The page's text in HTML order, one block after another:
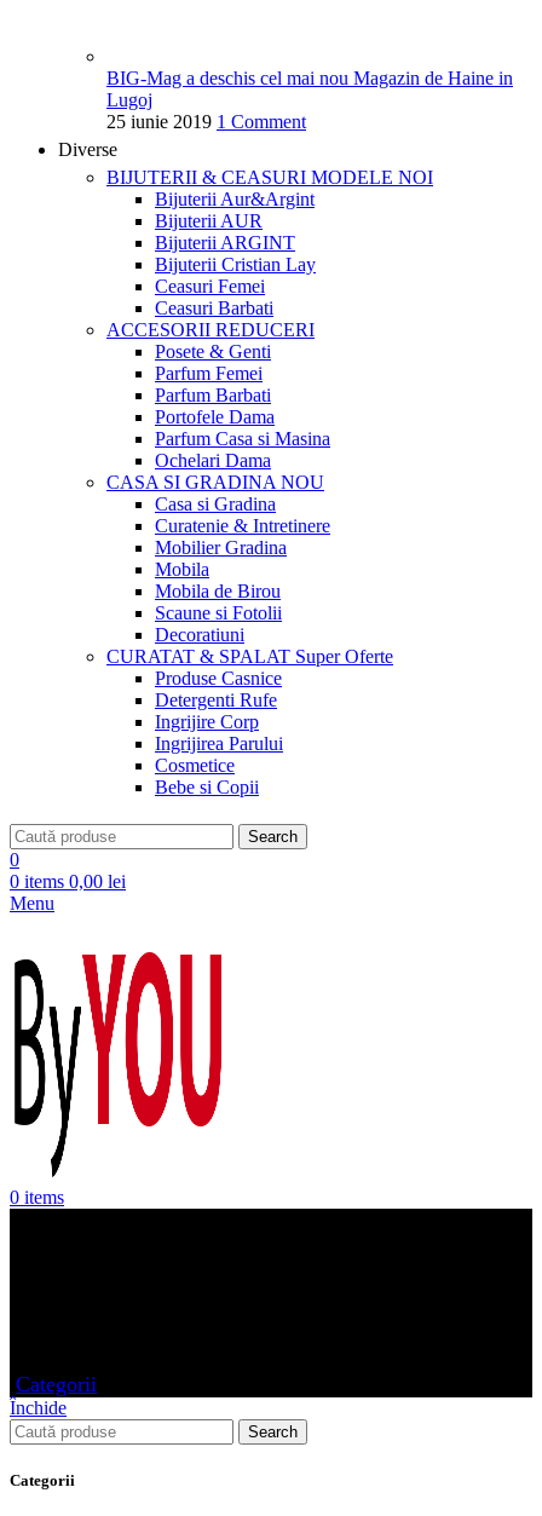
BIG-Mag a deschis cel mai nou Magazin de Haine in
Lugoj
25 iunie 2019 1 Comment
Diverse
BIJUTERII & CEASURI MODELE NOI
Bijuterii Aur&Argint
Bijuterii AUR
Bijuterii ARGINT
Bijuterii Cristian Lay
Ceasuri Femei
Ceasuri Barbati
ACCESORII REDUCERI
Posete & Genti
Parfum Femei
Parfum Barbati
Portofele Dama
Parfum Casa si Masina
Ochelari Dama
CASA SI GRADINANOU
Casa si Gradina
Curatenie & Intretinere
Mobilier Gradina
Mobila
Mobila de Birou
Scaune si Fotolii
Decoratiuni
CURATAT & SPALAT Super Oferte
Produse Casnice
Detergenti Rufe
Ingrijire Corp
Ingrijirea Parului
Cosmetice
Bebe si Copii
Search
0
0 items 0,00 lei
Menu
0 items
Categorii
Închide
Search
Categorii